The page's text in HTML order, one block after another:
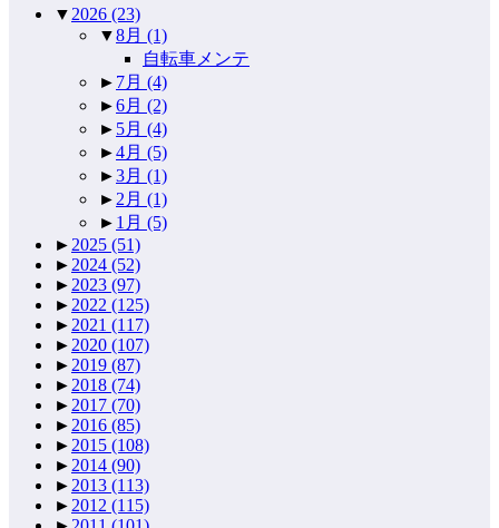
▼ 2026 (23)
▼8月 (1)
自転車メンテ
► 7月 (4)
►6月 (2)
► 5月 (4)
►4月 (5)
►3月 (1)
► 2月 (1)
► 1月 (5)
► 2025 (51)
► 2024 (52)
► 2023 (97)
► 2022 (125)
► 2021 (117)
► 2020 (107)
► 2019 (87)
► 2018 (74)
► 2017 (70)
► 2016 (85)
► 2015 (108)
► 2014 (90)
► 2013 (113)
► 2012 (115)